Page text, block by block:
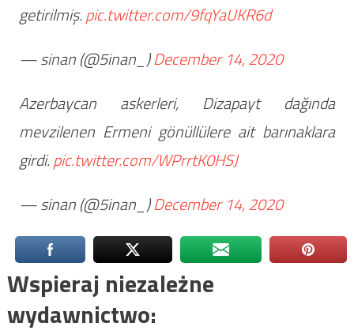
getirilmiş.pic.twitter.com/9fqYaUKR6d
— sinan (@5inan_)December 14, 2020
Azerbaycan askerleri, Dizapayt dağında
mevzilenen Ermeni gönüllülere ait barınaklara
girdi.pic.twitter.com/WPrrtK0HSJ
— sinan (@5inan_)December 14, 2020
Wspieraj niezależne
wydawnictwo: